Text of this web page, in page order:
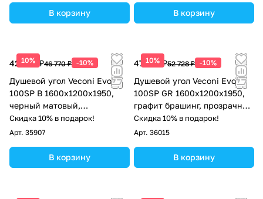
В корзину В корзину
10%
42 093 ₽46 770 ₽ -10%
Душевой угол Veconi Evo
100SP B 1600х1200x1950,
черный матовый,
прозрачное стекло
Скидка 10% в подарок!
Арт. 35907
В корзину
10%
47 455 ₽52 728 ₽ -10%
Душевой угол Veconi Evo
100SP GR 1600х1200x1950,
графит брашинг, прозрачное
стекло
Скидка 10% в подарок!
Арт. 36015
В корзину